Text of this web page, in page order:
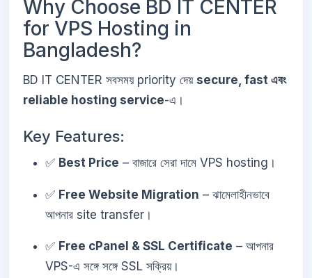
Why Choose BD IT CENTER
for VPS Hosting in
Bangladesh?
BD IT CENTER সবসময় priority দেয় secure, fast এবং
reliable hosting service-এ।
Key Features:
✅ Best Price – বাজারে সেরা দামে VPS hosting।
✅ Free Website Migration – ঝামেলাহীনভাবে
আপনার site transfer।
✅ Free cPanel & SSL Certificate – আপনার
VPS-এ সঙ্গে সঙ্গে SSL সক্রিয়।